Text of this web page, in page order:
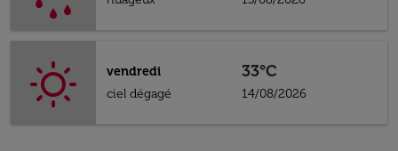
vendredi
ciel dégagé
33°C
14/08/2026